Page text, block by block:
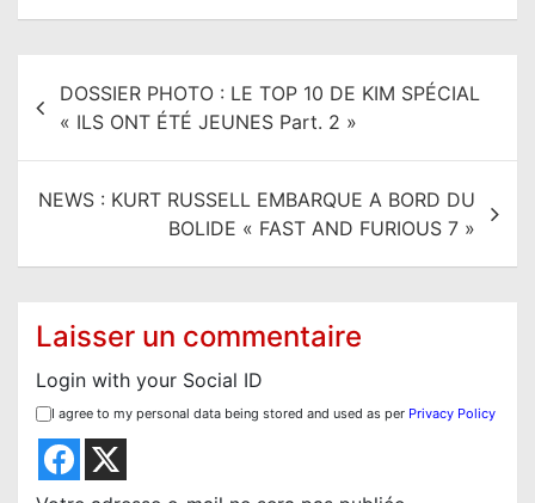
d
DOSSIER PHOTO : LE TOP 10 DE KIM SPÉCIAL
« ILS ONT ÉTÉ JEUNES Part. 2 »
NEWS : KURT RUSSELL EMBARQUE A BORD DU
BOLIDE « FAST AND FURIOUS 7 »
Laisser un commentaire
Login with your Social ID
I agree to my personal data being stored and used as per Privacy Policy